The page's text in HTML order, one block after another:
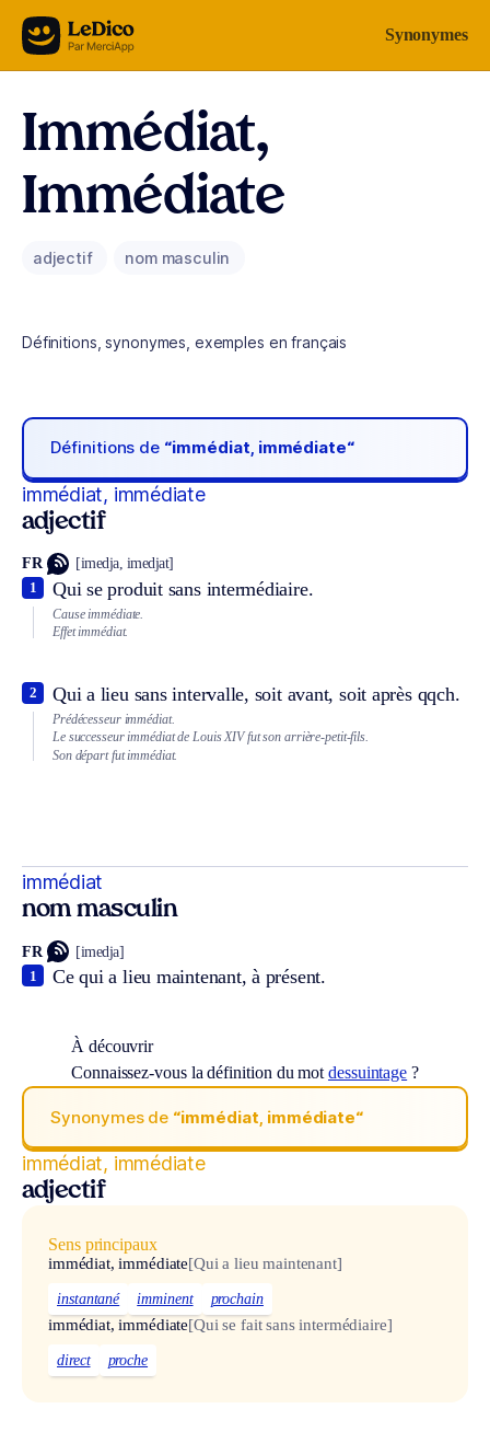
Aller au contenu Synonymes
Immédiat,
Immédiate
adjectif nom masculin
Définitions, synonymes, exemples en français
Définitions de “immédiat, immédiate“
immédiat, immédiate
adjectif
FR [imedja, imedjat]
Qui se produit sans intermédiaire.
1
Cause immédiate.
Effet immédiat.
Qui a lieu sans intervalle, soit avant, soit après qqch.
2
Prédécesseur immédiat.
Le successeur immédiat de Louis XIV fut son arrière-petit-fils.
Son départ fut immédiat.
immédiat
nom masculin
FR [imedja]
Ce qui a lieu maintenant, à présent.
1
À découvrir
Connaissez-vous la définition du motdessuintage ?
Synonymes de “immédiat, immédiate“
immédiat, immédiate
adjectif
Sens principaux
immédiat, immédiate[Qui a lieu maintenant]
instantané imminent prochain
immédiat, immédiate[Qui se fait sans intermédiaire]
direct proche